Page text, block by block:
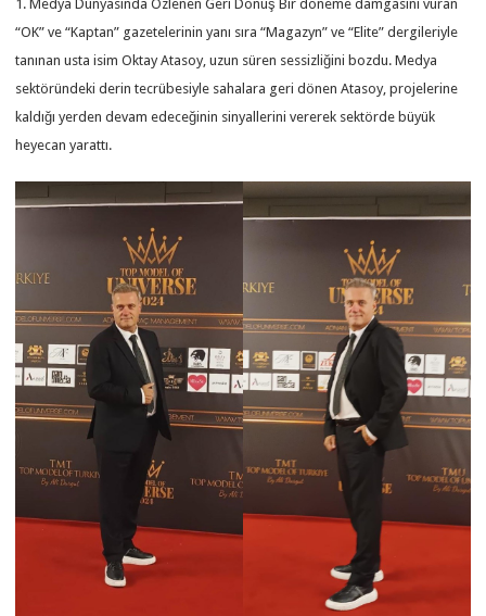
1. Medya Dünyasında Özlenen Geri Dönüş Bir döneme damgasını vuran
“OK” ve “Kaptan” gazetelerinin yanı sıra “Magazyn” ve “Elite” dergileriyle
tanınan usta isim Oktay Atasoy, uzun süren sessizliğini bozdu. Medya
sektöründeki derin tecrübesiyle sahalara geri dönen Atasoy, projelerine
kaldığı yerden devam edeceğinin sinyallerini vererek sektörde büyük
heyecan yarattı.